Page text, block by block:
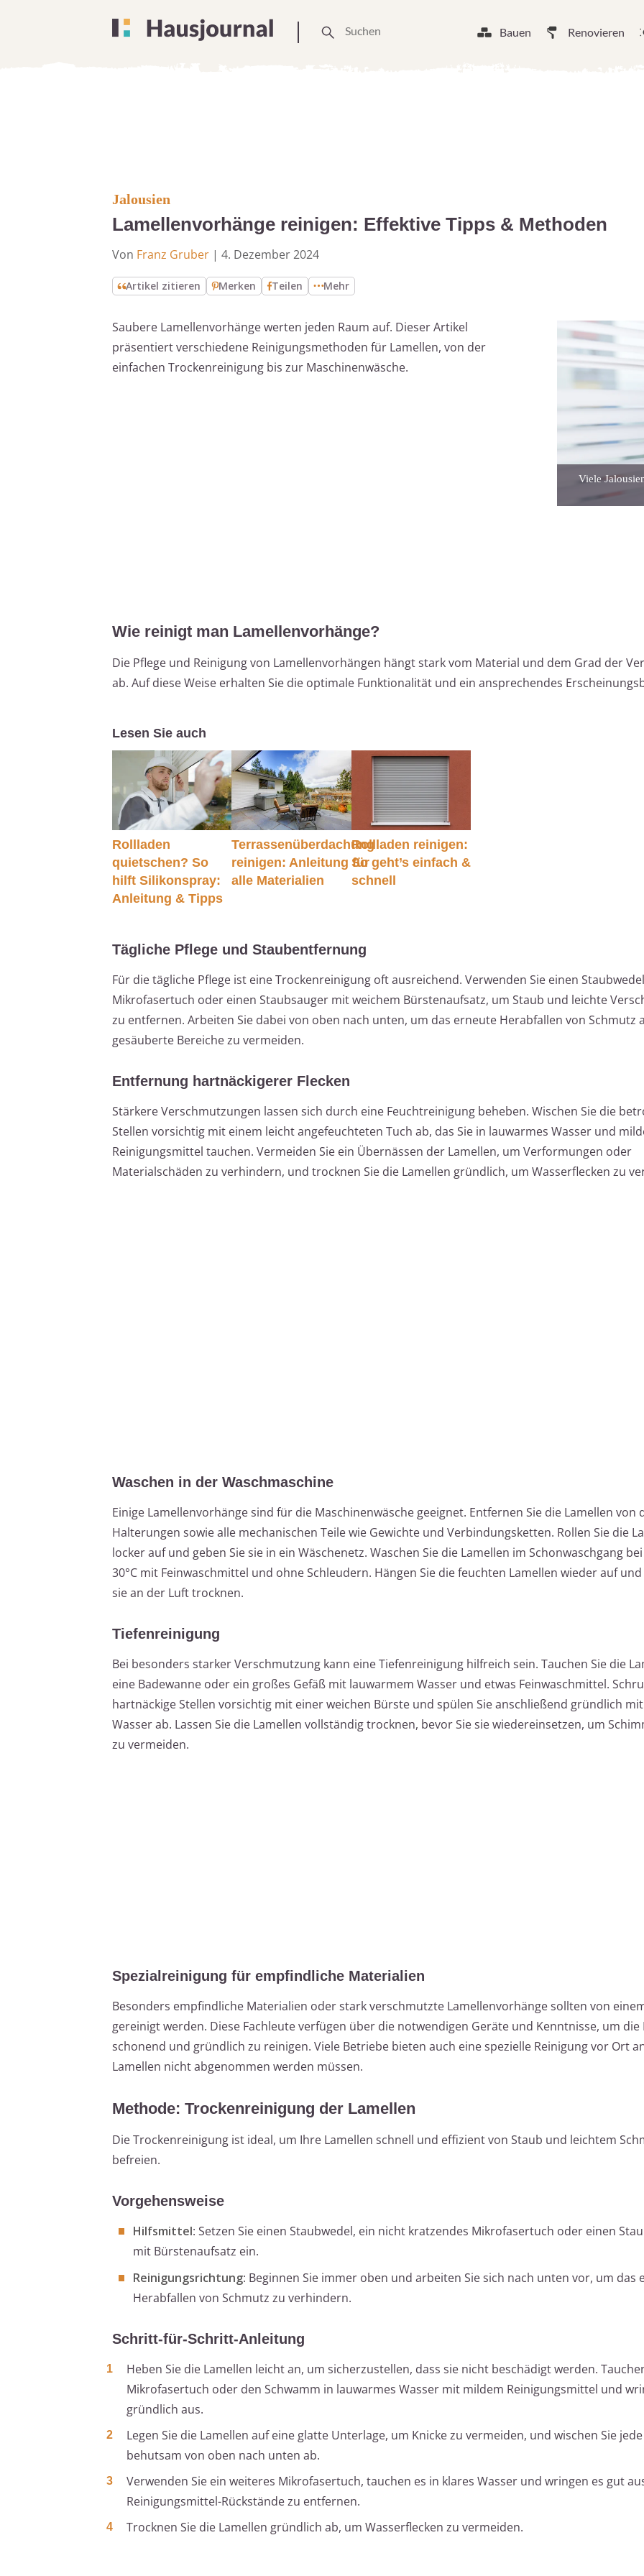
Bauen Renovieren
Jalousien
Lamellenvorhänge reinigen: Effektive Tipps & Methoden
Von Franz Gruber | 4. Dezember 2024
Artikel zitieren Merken Teilen Mehr
Saubere Lamellenvorhänge werten jeden Raum auf. Dieser Artikel
präsentiert verschiedene Reinigungsmethoden für Lamellen, von der
einfachen Trockenreinigung bis zur Maschinenwäsche.
Viele
Wie reinigt man Lamellenvorhänge?
Die Pflege und Reinigung von Lamellenvorhängen hängt stark vom Material und dem Grad der
ab. Auf diese Weise erhalten Sie die optimale Funktionalität und ein ansprechendes
Lesen Sie auch
Rollladen
quietschen? So
hilft Silikonspray:
Anleitung & Tipps
Terrassenüberdachung
reinigen: Anleitung für
alle Materialien
Rollladen reinigen:
So geht’s einfach &
schnell
Tägliche Pflege und Staubentfernung
Für die tägliche Pflege ist eine Trockenreinigung oft ausreichend. Verwenden Sie einen
Mikrofasertuch oder einen Staubsauger mit weichem Bürstenaufsatz, um Staub und leichte
zu entfernen. Arbeiten Sie dabei von oben nach unten, um das erneute Herabfallen von Schmutz
gesäuberte Bereiche zu vermeiden.
Entfernung hartnäckigerer Flecken
Stärkere Verschmutzungen lassen sich durch eine Feuchtreinigung beheben. Wischen Sie die
Stellen vorsichtig mit einem leicht angefeuchteten Tuch ab, das Sie in lauwarmes Wasser und
Reinigungsmittel tauchen. Vermeiden Sie ein Übernässen der Lamellen, um Verformungen oder
Materialschäden zu verhindern, und trocknen Sie die Lamellen gründlich, um Wasserflecken zu
Waschen in der Waschmaschine
Einige Lamellenvorhänge sind für die Maschinenwäsche geeignet. Entfernen Sie die Lamellen von
Halterungen sowie alle mechanischen Teile wie Gewichte und Verbindungsketten. Rollen Sie die
locker auf und geben Sie sie in ein Wäschenetz. Waschen Sie die Lamellen im Schonwaschgang
30°C mit Feinwaschmittel und ohne Schleudern. Hängen Sie die feuchten Lamellen wieder auf und
sie an der Luft trocknen.
Tiefenreinigung
Bei besonders starker Verschmutzung kann eine Tiefenreinigung hilfreich sein. Tauchen Sie die
eine Badewanne oder ein großes Gefäß mit lauwarmem Wasser und etwas Feinwaschmittel.
hartnäckige Stellen vorsichtig mit einer weichen Bürste und spülen Sie anschließend gründlich
Wasser ab. Lassen Sie die Lamellen vollständig trocknen, bevor Sie sie wiedereinsetzen, um
zu vermeiden.
Spezialreinigung für empfindliche Materialien
Besonders empfindliche Materialien oder stark verschmutzte Lamellenvorhänge sollten von
gereinigt werden. Diese Fachleute verfügen über die notwendigen Geräte und Kenntnisse, um die
schonend und gründlich zu reinigen. Viele Betriebe bieten auch eine spezielle Reinigung vor Ort
Lamellen nicht abgenommen werden müssen.
Methode: Trockenreinigung der Lamellen
Die Trockenreinigung ist ideal, um Ihre Lamellen schnell und effizient von Staub und leichtem
befreien.
Vorgehensweise
Hilfsmittel: Setzen Sie einen Staubwedel, ein nicht kratzendes Mikrofasertuch oder einen
mit Bürstenaufsatz ein.
Reinigungsrichtung: Beginnen Sie immer oben und arbeiten Sie sich nach unten vor, um das
Herabfallen von Schmutz zu verhindern.
Schritt-für-Schritt-Anleitung
Heben Sie die Lamellen leicht an, um sicherzustellen, dass sie nicht beschädigt werden.
Mikrofasertuch oder den Schwamm in lauwarmes Wasser mit mildem Reinigungsmittel und
gründlich aus.
Legen Sie die Lamellen auf eine glatte Unterlage, um Knicke zu vermeiden, und wischen Sie
behutsam von oben nach unten ab.
Verwenden Sie ein weiteres Mikrofasertuch, tauchen es in klares Wasser und wringen es gut
Reinigungsmittel-Rückstände zu entfernen.
Trocknen Sie die Lamellen gründlich ab, um Wasserflecken zu vermeiden.